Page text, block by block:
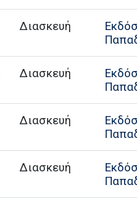
Διασκευή
Διασκευή
Διασκευή
Διασκευή